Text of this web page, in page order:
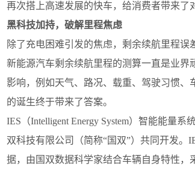
再次搭上高速发展的快车，给消费者带来了
黑科技加持，破解里程焦虑
除了充电困难引发的焦虑，剩余续航里程误
新能源汽车剩余续航里程的测算一直是业
影响，例如天气、路况、载重、驾驶习惯
的诞生终于带来了答案。
IES（Intelligent Energy System）智能能量
双科技有限公司（简称“国双”）共同开发
据，由国双数据科学家结合车辆自身特性